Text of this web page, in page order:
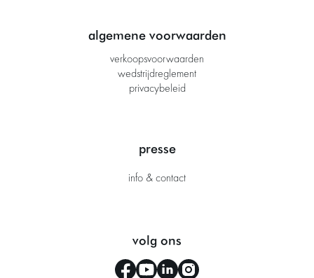
algemene voorwaarden
verkoopsvoorwaarden
wedstrijdreglement
privacybeleid
presse
info & contact
volg ons